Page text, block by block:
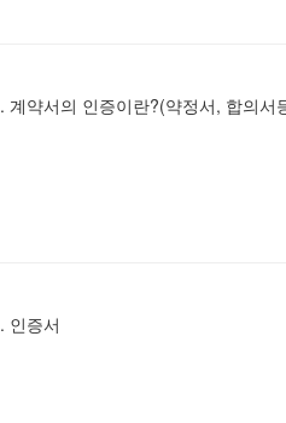
계약서의 인증이란?(약정서, 합의서
인증서